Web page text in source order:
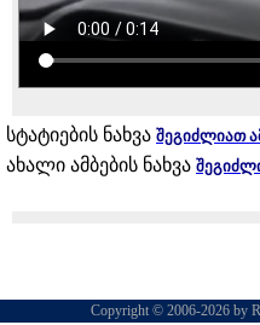
სტატიების ნახვა შეგიძლიათ
ახალი ამბების ნახვა
Copyright © 2006-2026 by